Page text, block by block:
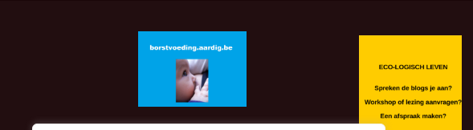
navigation